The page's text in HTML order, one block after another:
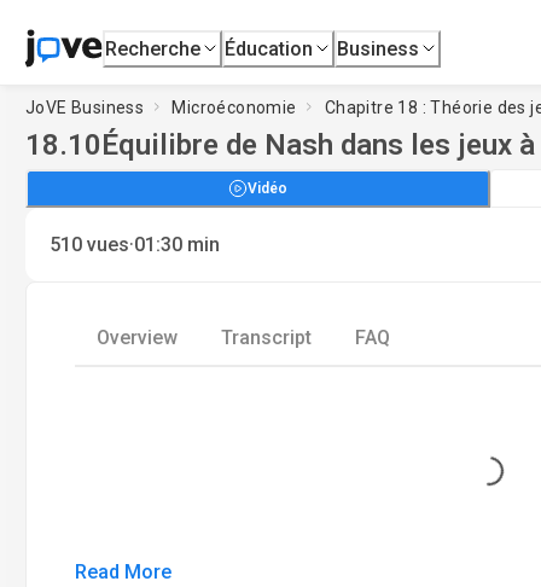
Recherche Éducation Business
JoVE Business Microéconomie Chapitre 18 : Théorie des
18.10Équilibre de Nash dans les jeux
Vidéo
510 vues·01:30 min
Overview Transcript FAQ
Read More